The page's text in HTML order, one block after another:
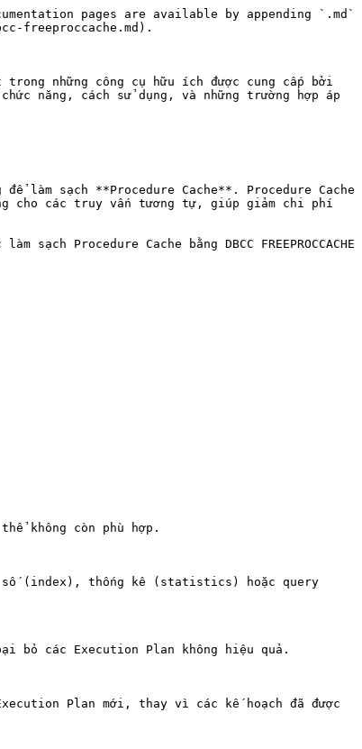
pages are available by appending `.md`
freeproccache.md).
những công cụ hữu ích được cung cấp bởi
năng, cách sử dụng, và những trường hợp áp
để làm sạch **Procedure Cache**. Procedure Cache
cho các truy vấn tương tự, giúp giảm chi phí
Procedure Cache bằng DBCC FREEPROCCACHE
không còn phù hợp.
(index), thống kê (statistics) hoặc query
bỏ các Execution Plan không hiệu quả.
Plan mới, thay vì các kế hoạch đã được